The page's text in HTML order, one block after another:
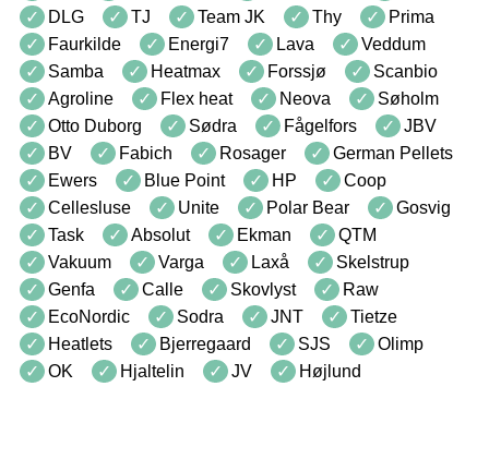
DLG
TJ Team JK Thy
Prima
Faurkilde
Energi7 Lava
Veddum
Samba
Heatmax Forssjø
Scanbio
Agroline
Flex heat Neova
Søholm
Otto Duborg
Sødra Fågelfors
JBV
BV
Fabich Rosager
German Pellets
Ewers
Blue Point HP
Coop
Cellesluse
Unite Polar Bear
Gosvig
Task
Absolut Ekman
QTM
Vakuum
Varga Laxå
Skelstrup
Genfa
Calle Skovlyst
Raw
EcoNordic
Sodra JNT
Tietze
Heatlets
Bjerregaard SJS
Olimp
OK
Hjaltelin JV Højlund